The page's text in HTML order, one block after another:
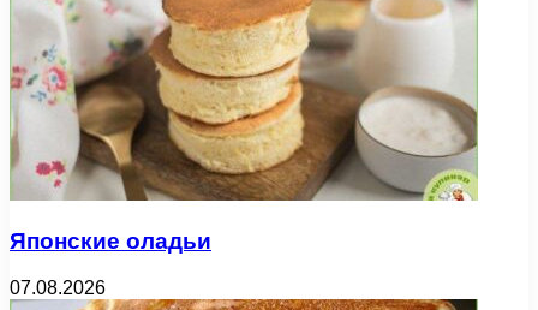
Японские оладьи
07.08.2026